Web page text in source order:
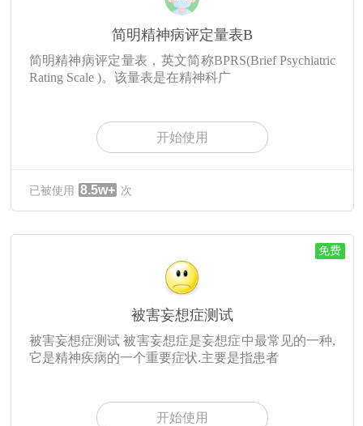
简明精神病评定量表B
简明精神病评定量表，英文简称BPRS(Brief Psychiatric
Rating Scale )。该量表是在精神科广
开始使用
已被使用 8.5w+ 次
免费
被害妄想症测试
被害妄想症测试 被害妄想症是妄想症中最常见的一种,
它是精神疾病的一个重要症状.主要是指患者
开始使用